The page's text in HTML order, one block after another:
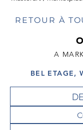
RETOUR À
A
BEL ETAGE,